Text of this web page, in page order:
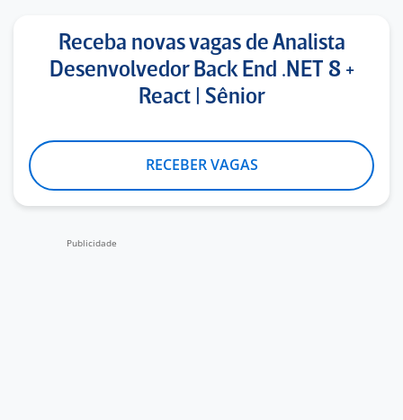
Receba novas vagas de Analista
Desenvolvedor Back End .NET 8 +
React | Sênior
RECEBER VAGAS